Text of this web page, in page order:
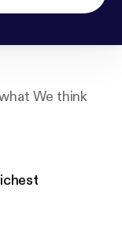
We think